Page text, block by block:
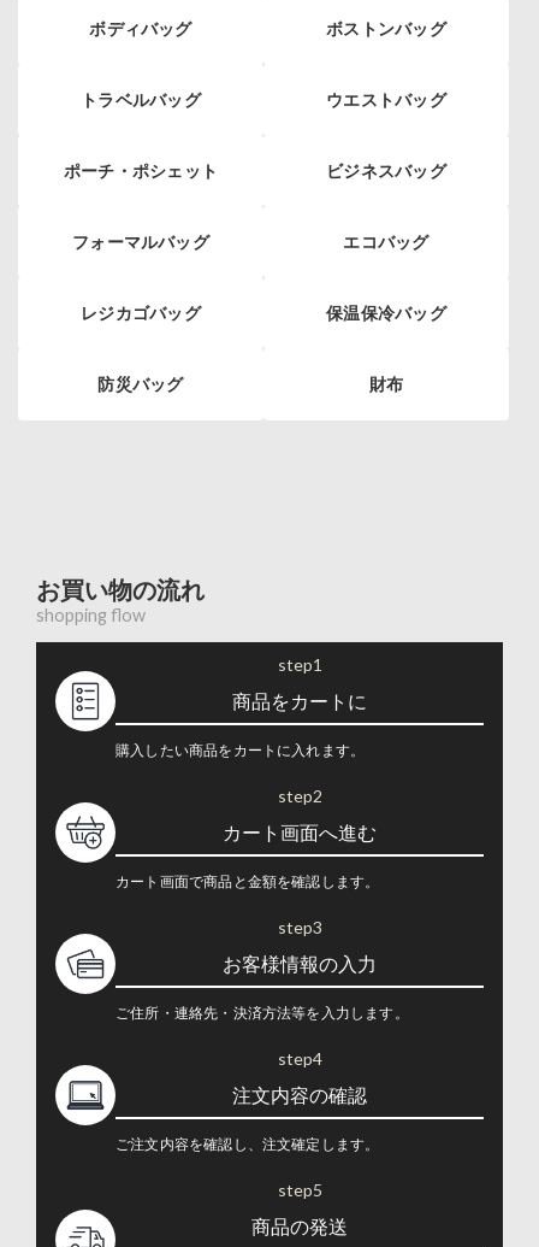
ボディバッグ ボストンバッグ
トラベルバッグ ウエストバッグ
ポーチ・ポシェット ビジネスバッグ
フォーマルバッグ エコバッグ
レジカゴバッグ 保温保冷バッグ
防災バッグ 財布
お買い物の流れ
shopping flow
step1
商品をカートに
購入したい商品をカートに入れます。
step2
カート画面へ進む
カート画面で商品と金額を確認します。
step3
お客様情報の入力
ご住所・連絡先・決済方法等を入力します。
step4
注文内容の確認
ご注文内容を確認し、注文確定します。
step5
商品の発送